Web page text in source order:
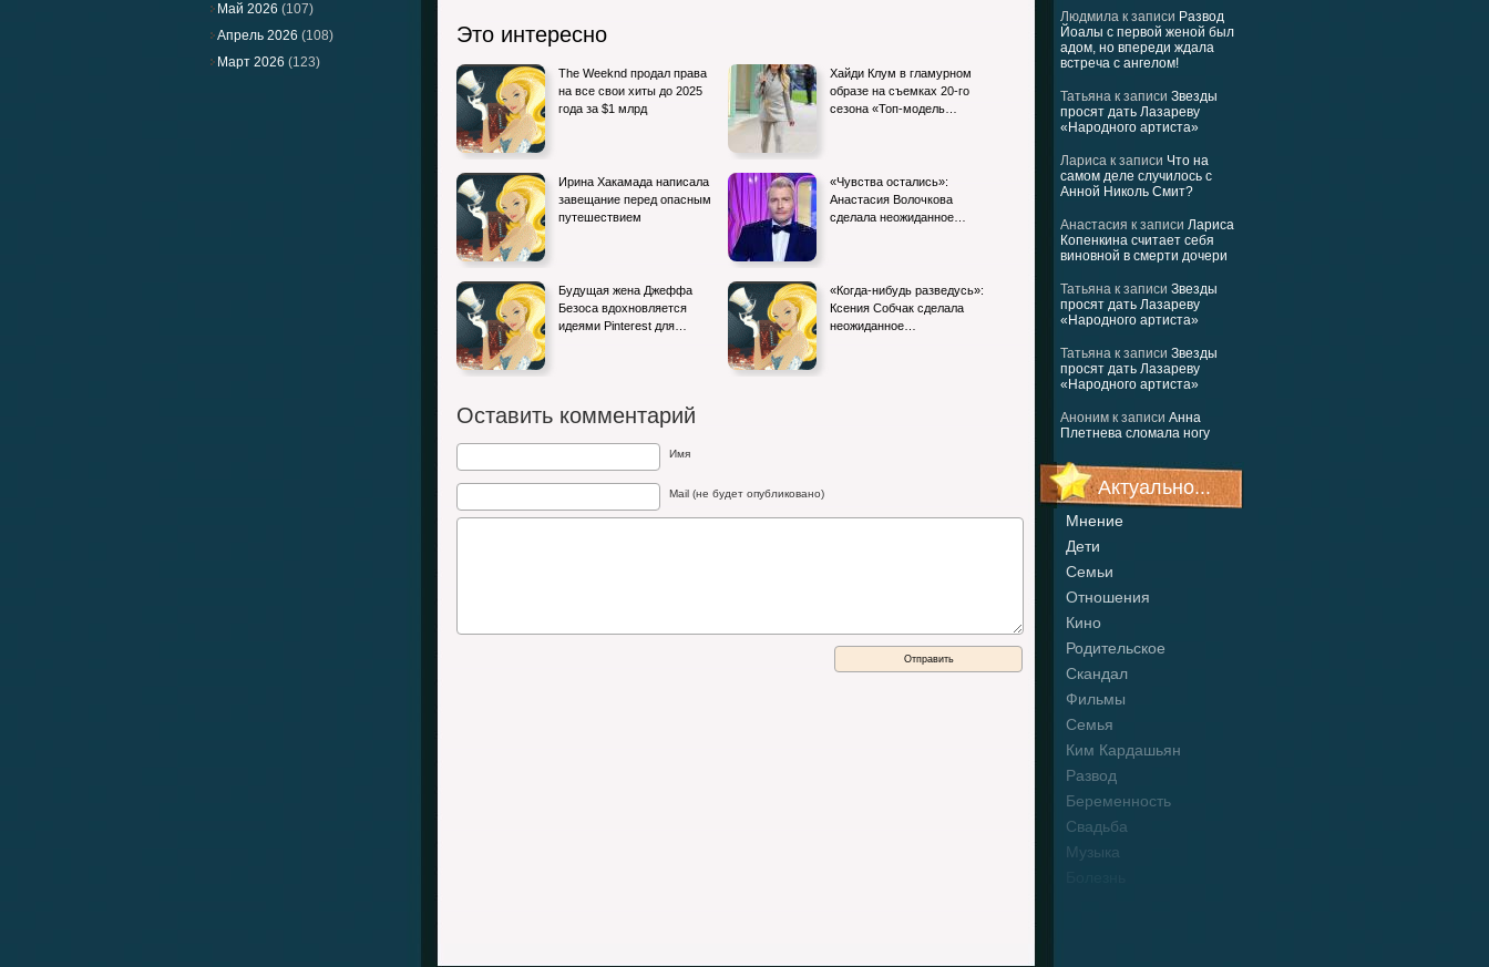
Людмила к записи Развод
Йоалы с первой женой был
адом, но впереди ждала
встреча с ангелом!
Татьяна к записи Звезды
просят дать Лазареву
«Народного артиста»
Лариса к записи Что на
самом деле случилось с
Анной Николь Смит?
Анастасия к записи Лариса
Копенкина считает себя
виновной в смерти дочери
Татьяна к записи Звезды
просят дать Лазареву
«Народного артиста»
Татьяна к записи Звезды
просят дать Лазареву
«Народного артиста»
Аноним к записи Анна
Плетнева сломала ногу
Актуально...
Мнение
Дети
Семьи
Отношения
Кино
Родительское
Скандал
Фильмы
Семья
Ким Кардашьян
Развод
Беременность
Свадьба
Музыка
Май 2026 (107)
Апрель 2026 (108)
Март 2026 (123)
Это интересно
The Weeknd продал права
на все свои хиты до 2025
года за $1 млрд
Хайди Клум в гламурном
образе на съемках 20-го
сезона «Топ-модель…
Ирина Хакамада написала
завещание перед опасным
путешествием
«Чувства остались»:
Анастасия Волочкова
сделала неожиданное…
Будущая жена Джеффа
Безоса вдохновляется
идеями Pinterest для…
«Когда-нибудь разведусь»:
Ксения Собчак сделала
неожиданное…
Оставить комментарий
Имя
Mail (не будет опубликовано)